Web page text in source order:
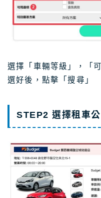
選擇「車輛等級」，「
選好後，點擊「搜尋」
STEP2 選擇租車